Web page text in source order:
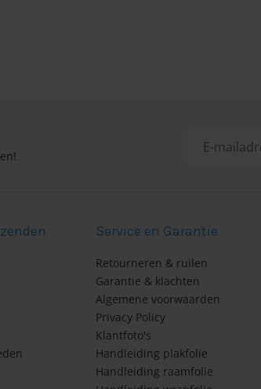
Service en Garantie
Retourneren & ruilen
Garantie & klachten
Algemene voorwaarden
Privacy Policy
Klantfoto's
Handleiding plakfolie
Handleiding raamfolie